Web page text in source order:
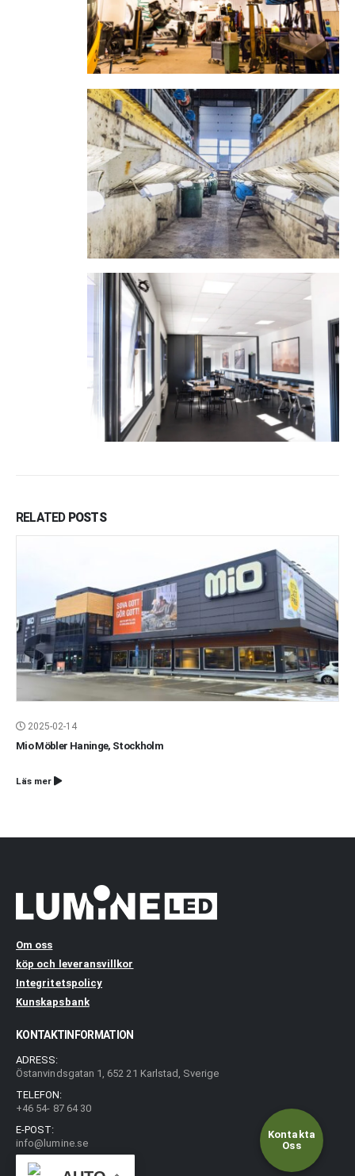
RELATED POSTS
2025-02-14
Mio Möbler Haninge, Stockholm
Läs mer
Om oss
köp och leveransvillkor
Integritetspolicy
Kunskapsbank
Kontakta
Oss
KONTAKTINFORMATION
ADRESS:
Östanvindsgatan 1, 652 21 Karlstad, Sverige
TELEFON:
+46 54- 87 64 30
E-POST:
info@lumine.se
Öppettider: